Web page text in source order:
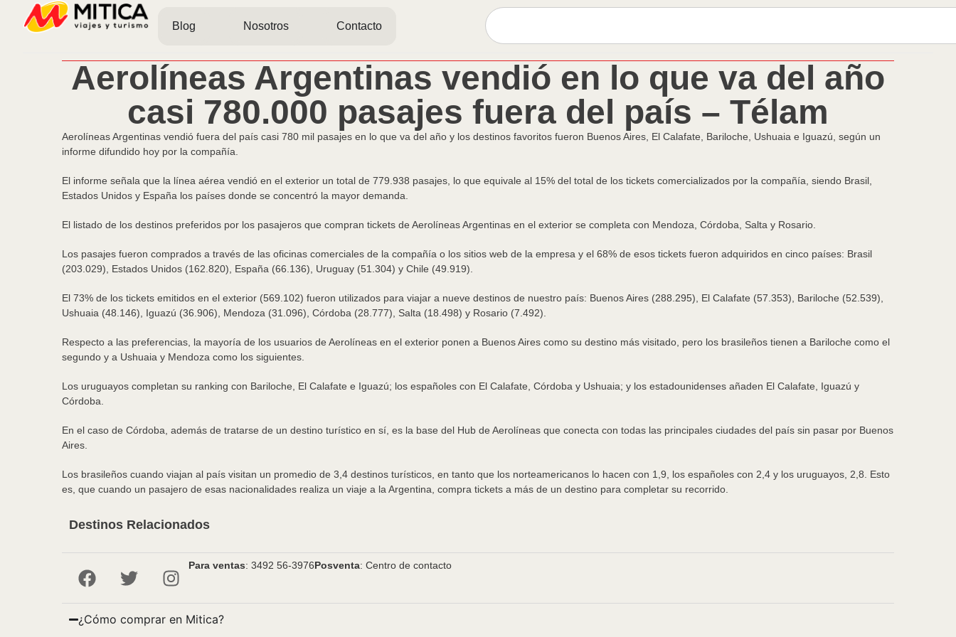
Blog Nosotros Contacto
Aerolíneas Argentinas vendió en lo que va del año
casi 780.000 pasajes fuera del país – Télam
Aerolíneas Argentinas vendió fuera del país casi 780 mil pasajes en lo que va del año y los destinos favoritos fueron Buenos Aires, El Calafate, Bariloche, Ushuaia e Iguazú, según un
informe difundido hoy por la compañía.
El informe señala que la línea aérea vendió en el exterior un total de 779.938 pasajes, lo que equivale al 15% del total de los tickets comercializados por la compañía, siendo Brasil,
Estados Unidos y España los países donde se concentró la mayor demanda.
El listado de los destinos preferidos por los pasajeros que compran tickets de Aerolíneas Argentinas en el exterior se completa con Mendoza, Córdoba, Salta y Rosario.
Los pasajes fueron comprados a través de las oficinas comerciales de la compañía o los sitios web de la empresa y el 68% de esos tickets fueron adquiridos en cinco países: Brasil
(203.029), Estados Unidos (162.820), España (66.136), Uruguay (51.304) y Chile (49.919).
El 73% de los tickets emitidos en el exterior (569.102) fueron utilizados para viajar a nueve destinos de nuestro país: Buenos Aires (288.295), El Calafate (57.353), Bariloche (52.539),
Ushuaia (48.146), Iguazú (36.906), Mendoza (31.096), Córdoba (28.777), Salta (18.498) y Rosario (7.492).
Respecto a las preferencias, la mayoría de los usuarios de Aerolíneas en el exterior ponen a Buenos Aires como su destino más visitado, pero los brasileños tienen a Bariloche como el
segundo y a Ushuaia y Mendoza como los siguientes.
Los uruguayos completan su ranking con Bariloche, El Calafate e Iguazú; los españoles con El Calafate, Córdoba y Ushuaia; y los estadounidenses añaden El Calafate, Iguazú y
Córdoba.
En el caso de Córdoba, además de tratarse de un destino turístico en sí, es la base del Hub de Aerolíneas que conecta con todas las principales ciudades del país sin pasar por Buenos
Aires.
Los brasileños cuando viajan al país visitan un promedio de 3,4 destinos turísticos, en tanto que los norteamericanos lo hacen con 1,9, los españoles con 2,4 y los uruguayos, 2,8. Esto
es, que cuando un pasajero de esas nacionalidades realiza un viaje a la Argentina, compra tickets a más de un destino para completar su recorrido.
Destinos Relacionados
Para ventas: 3492 56-3976Posventa: Centro de contacto
¿Cómo comprar en Mitica?